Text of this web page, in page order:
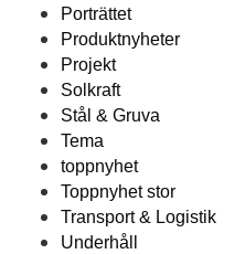
Porträttet
Produktnyheter
Projekt
Solkraft
Stål & Gruva
Tema
toppnyhet
Toppnyhet stor
Transport & Logistik
Underhåll